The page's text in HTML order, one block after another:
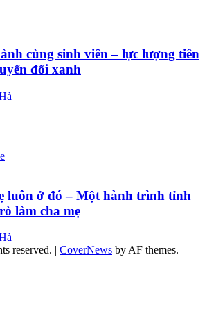
cùng sinh viên – lực lượng tiên
đổi xanh
luôn ở đó – Một hành trình tỉnh
làm cha mẹ
reserved. | CoverNews by AF themes.